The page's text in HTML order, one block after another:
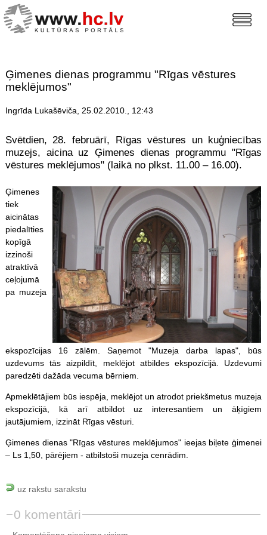
Ģimenes dienas programmu "Rīgas vēstures
meklējumos"
Ingrīda Lukašēviča, 25.02.2010., 12:43
Svētdien, 28. februārī, Rīgas vēstures un kuģniecības
muzejs, aicina uz Ģimenes dienas programmu "Rīgas
vēstures meklējumos" (laikā no plkst. 11.00 – 16.00).
Ģimenes
tiek
aicinātas
piedalīties
kopīgā
izzinoši
atraktīvā
ceļojumā
pa muzeja
ekspozīcijas 16 zālēm. Saņemot "Muzeja darba lapas", būs
uzdevums tās aizpildīt, meklējot atbildes ekspozīcijā. Uzdevumi
paredzēti dažāda vecuma bērniem.
Apmeklētājiem būs iespēja, meklējot un atrodot priekšmetus muzeja
ekspozīcijā, kā arī atbildot uz interesantiem un āķīgiem
jautājumiem, izzināt Rīgas vēsturi.
Ģimenes dienas "Rīgas vēstures meklējumos" ieejas biļete ģimenei
– Ls 1,50, pārējiem - atbilstoši muzeja cenrādim.
uz rakstu sarakstu
0 komentāri